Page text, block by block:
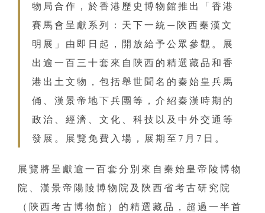
物局合作，於香港歷史博物館推出「香港
賽馬會呈獻系列：天下一統—陝西秦漢文
明展」由即日起，開放給予公眾參觀。展
出逾一百三十套來自陝西的精選藏品和香
港出土文物，包括舉世聞名的秦始皇兵馬
俑、漢景帝地下兵團等，介紹秦漢時期的
政治、經濟、文化、科技以及中外交通等
發展。展覽免費入場，展期至7月7日。
展覽將呈獻逾一百套分別來自秦始皇帝陵博物
院、漢景帝陽陵博物院及陝西省考古研究院
（陝西考古博物館）的精選藏品，超過一半首